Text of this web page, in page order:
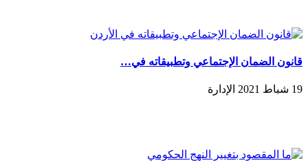
قانون الضمان الإجتماعي وتطبيقاته في…
19 شباط 2021 الإدارة